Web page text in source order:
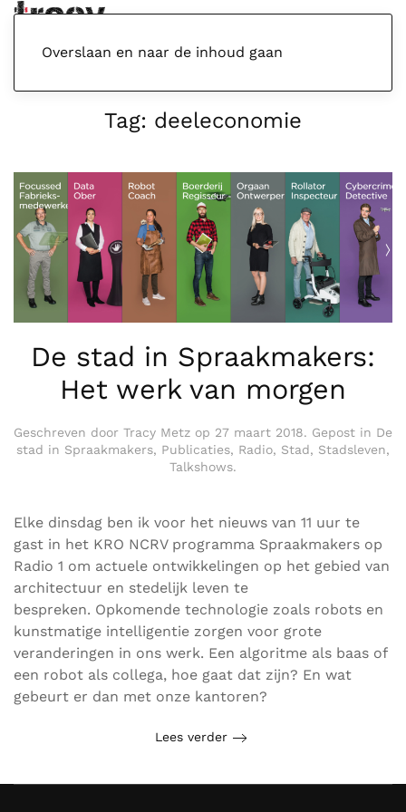
Overslaan en naar de inhoud gaan
Tag: deeleconomie
De stad in Spraakmakers:
Het werk van morgen
Geschreven door Tracy Metz op 27 maart 2018. Gepost in De
stad in Spraakmakers, Publicaties, Radio, Stad, Stadsleven,
Talkshows.
Elke dinsdag ben ik voor het nieuws van 11 uur te
gast in het KRO NCRV programma Spraakmakers op
Radio 1 om actuele ontwikkelingen op het gebied van
architectuur en stedelijk leven te
bespreken. Opkomende technologie zoals robots en
kunstmatige intelligentie zorgen voor grote
veranderingen in ons werk. Een algoritme als baas of
een robot als collega, hoe gaat dat zijn? En wat
gebeurt er dan met onze kantoren?
Lees verder